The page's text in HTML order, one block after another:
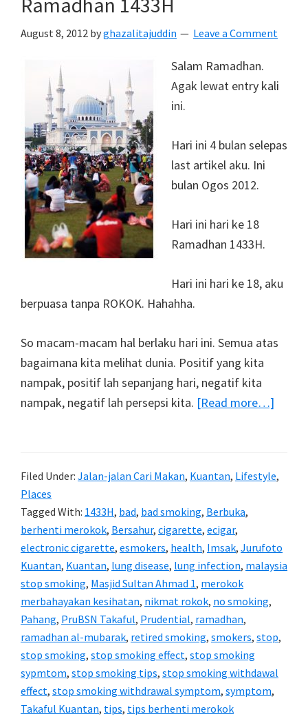
August 8, 2012 byghazalitajuddin Leave a Comment
Salam Ramadhan.
Agak lewat entry kali
ini.
Hari ini 4 bulan selepas
last artikel aku. Ini
bulan Ogos 2012.
Hari ini hari ke 18
Ramadhan 1433H.
Hari ini hari ke 18, aku
berpuasa tanpa ROKOK. Hahahha.
So macam-macam hal berlaku hari ini. Semua atas
bagaimana kita melihat dunia. Positif yang kita
nampak, positif lah sepanjang hari, negatif kita
nampak, negatif lah persepsi kita. [Read more…]
Filed Under: Jalan-jalan Cari Makan, Kuantan, Lifestyle,
Places
Tagged With: 1433H, bad, bad smoking, Berbuka,
berhenti merokok, Bersahur, cigarette, ecigar,
electronic cigarette, esmokers, health, Imsak, Jurufoto
Kuantan, Kuantan, lung disease, lung infection, malaysia
stop smoking, Masjid Sultan Ahmad 1, merokok
merbahayakan kesihatan, nikmat rokok, no smoking,
Pahang, PruBSN Takaful, Prudential, ramadhan,
ramadhan al-mubarak, retired smoking, smokers, stop,
stop smoking, stop smoking effect, stop smoking
sypmtom, stop smoking tips, stop smoking withdawal
effect, stop smoking withdrawal symptom, symptom,
Takaful Kuantan, tips, tips berhenti merokok